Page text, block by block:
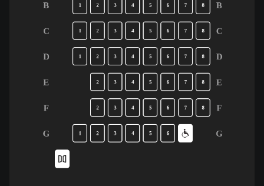
B
C
D
E
F
G
B
C
D
E
F
G
1 2 3 4 5 6 7 8
1 2 3 4 5 6 7 8
1 2 3 4 5 6 7 8
2 3 4 5 6 7 8
2 3 4 5 6 7 8
1 2 3 4 5 6